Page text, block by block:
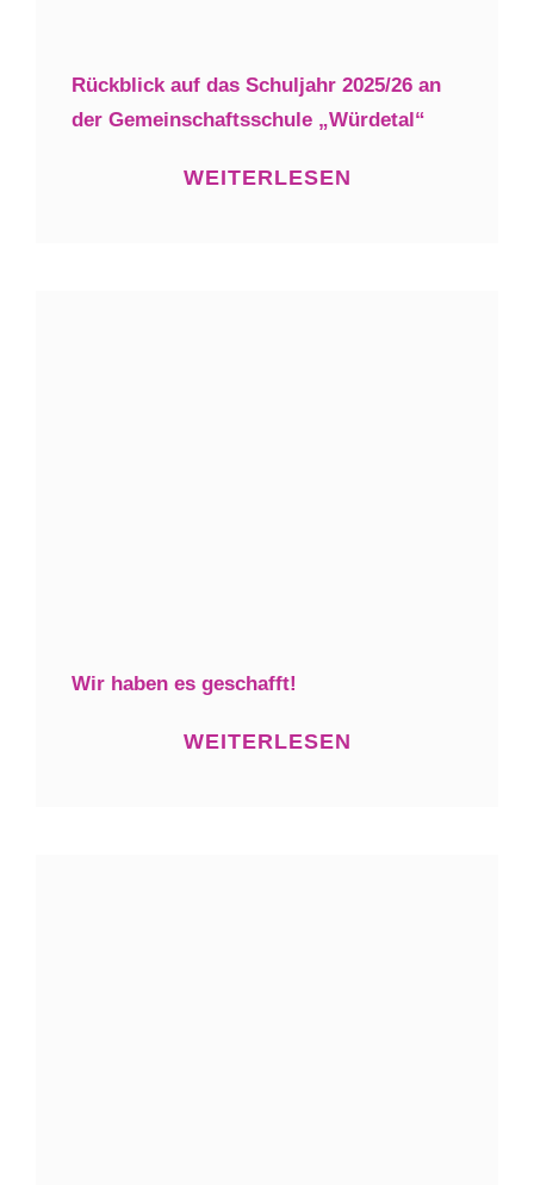
Rückblick auf das Schuljahr 2025/26 an
der Gemeinschaftsschule „Würdetal“
WEITERLESEN
Wir haben es geschafft!
WEITERLESEN